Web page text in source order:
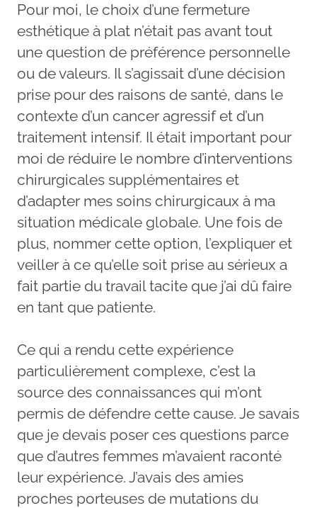
Pour moi, le choix d’une fermeture
esthétique à plat n’était pas avant tout
une question de préférence personnelle
ou de valeurs. Il s’agissait d’une décision
prise pour des raisons de santé, dans le
contexte d’un cancer agressif et d’un
traitement intensif. Il était important pour
moi de réduire le nombre d’interventions
chirurgicales supplémentaires et
d’adapter mes soins chirurgicaux à ma
situation médicale globale. Une fois de
plus, nommer cette option, l’expliquer et
veiller à ce qu’elle soit prise au sérieux a
fait partie du travail tacite que j’ai dû faire
en tant que patiente.
Ce qui a rendu cette expérience
particulièrement complexe, c’est la
source des connaissances qui m’ont
permis de défendre cette cause. Je savais
que je devais poser ces questions parce
que d’autres femmes m’avaient raconté
leur expérience. J’avais des amies
proches porteuses de mutations du